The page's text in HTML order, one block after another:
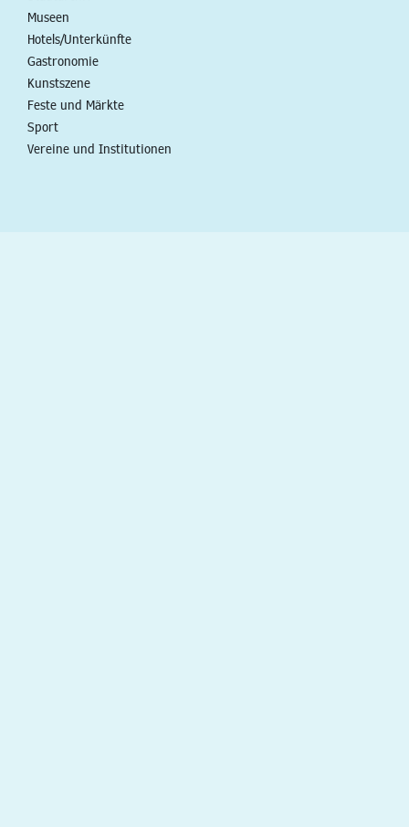
Museen
Hotels/Unterkünfte
Gastronomie
Kunstszene
Feste und Märkte
Sport
Vereine und Institutionen